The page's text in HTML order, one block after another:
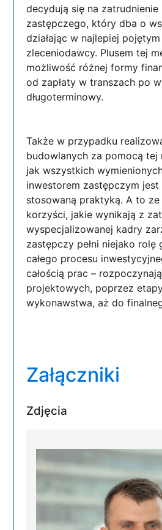
decydują się na zatrudnienie
zastępczego, który dba o
działając w najlepiej
zleceniodawcy. Plusem tej
możliwość różnej formy
od zapłaty w transzach po
długoterminowy.
Także w przypadku
budowlanych za pomocą
jak wszystkich
inwestorem zastępczym
stosowaną praktyką. A to
korzyści, jakie wynikają z
wyspecjalizowanej kadry
zastępczy pełni niejako rolę
całego procesu
całością prac –
projektowych, poprzez
wykonawstwa, aż do
Załączniki
Zdjęcia